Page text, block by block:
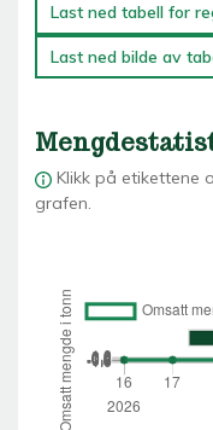
Last ned tabell for
Last ned bilde av
Klikk på etikettene
grafen.